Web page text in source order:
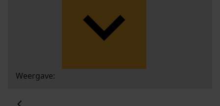
Weergave: